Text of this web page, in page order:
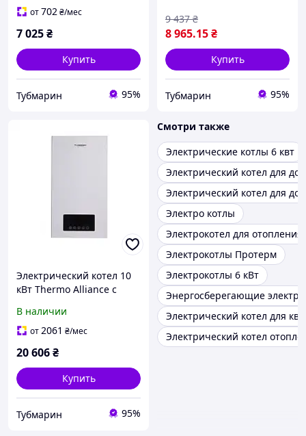
от702₴/мес
7 025₴
Купить
Тубмарин 95%
8 965.15₴
9 437 ₴
Купить
Тубмарин 95%
Электрический котел 10
кВт Thermo Alliance с
циркуляционным
насосом
В наличии
от2061 ₴/мес
20 606₴
Купить
Тубмарин 95%
Смотри также
Электрические котлы 6 квт
Электрический котел для
Электрический котел для
Электро котлы
Электрокотел для
Электрокотлы Протерм
Электрокотлы 6 кВт
Энергосберегающие
Электрический котел для
Электрический котел